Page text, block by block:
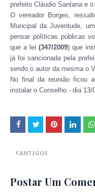
prefeito Cláudio Santana e
O vereador Borges,
Muncipal da Juventude,
pensar políticas públicas
que a lei (347/2009) que
já foi sancionada pela
sendo o autor da mesma o
No final da reunião ficou
instalar o Conselho - dia 13/
ANTIGOS
Postar Um